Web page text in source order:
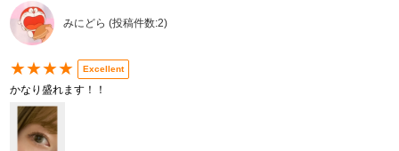
みにどら (投稿件数:2)
★★★★ Excellent
かなり盛れます！！